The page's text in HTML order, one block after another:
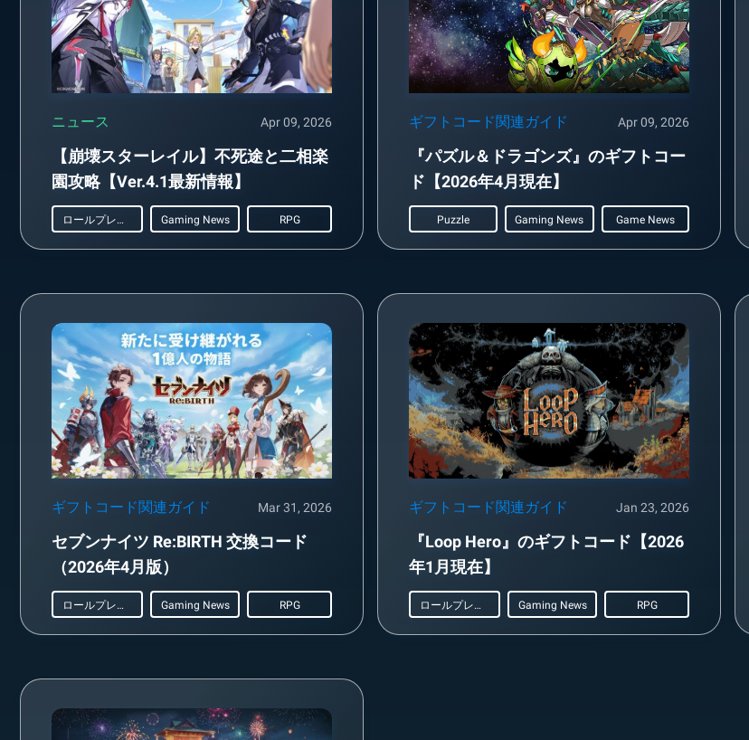
ニュース Apr 09, 2026
【崩壊スターレイル】不死途と二相楽
園攻略【Ver.4.1最新情報】
ロールプレイング Gaming News RPG
ギフトコード関連ガイド Apr 09, 2026
『パズル＆ドラゴンズ』のギフトコー
ド【2026年4月現在】
Puzzle Gaming News Game News
ギフトコード関連ガイド Mar 31, 2026
セブンナイツ Re:BIRTH 交換コード
（2026年4月版）
ロールプレイング Gaming News RPG
ギフトコード関連ガイド Jan 23, 2026
『Loop Hero』のギフトコード【2026
年1月現在】
ロールプレイング Gaming News RPG